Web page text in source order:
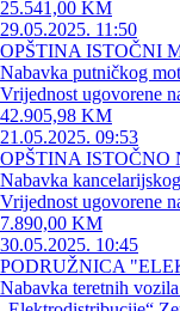
25.541,00 KM
29.05.2025. 11:50
OPŠTINA ISTOČNI
Nabavka putničkog
Vrijednost ugovorene
42.905,98 KM
21.05.2025. 09:53
OPŠTINA ISTOČNO
Nabavka
Vrijednost ugovorene
7.890,00 KM
30.05.2025. 10:45
PODRUŽNICA
Nabavka teretnih